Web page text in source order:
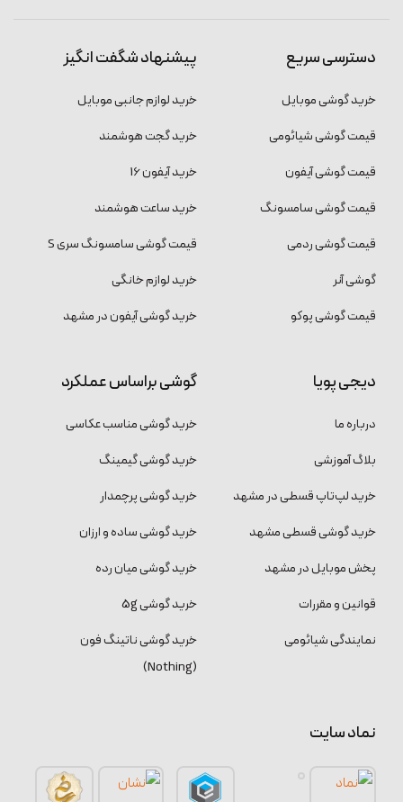
دسترسی سریع
خرید گوشی موبایل
قیمت گوشی شیائومی
قیمت گوشی آیفون
قیمت گوشی سامسونگ
قیمت گوشی ردمی
گوشی آنر
قیمت گوشی پوکو
پیشنهاد شگفت انگیز
خرید لوازم جانبی موبایل
خرید گجت هوشمند
خرید آیفون 16
خرید ساعت هوشمند
قیمت گوشی سامسونگ سری S
خرید لوازم خانگی
خرید گوشی آیفون در مشهد
دیجی پویا
درباره ما
بلاگ آموزشی
خرید لپ‌تاپ قسطی در مشهد
خرید گوشی قسطی مشهد
پخش موبایل در مشهد
قوانین و مقررات
نمایندگی شیائومی
گوشی براساس عملکرد
خرید گوشی مناسب عکاسی
خرید گوشی گیمینگ
خرید گوشی پرچمدار
خرید گوشی ساده و ارزان
خرید گوشی میان رده
خرید گوشی 5g
خرید گوشی ناتینگ فون
(Nothing)
نماد سایت